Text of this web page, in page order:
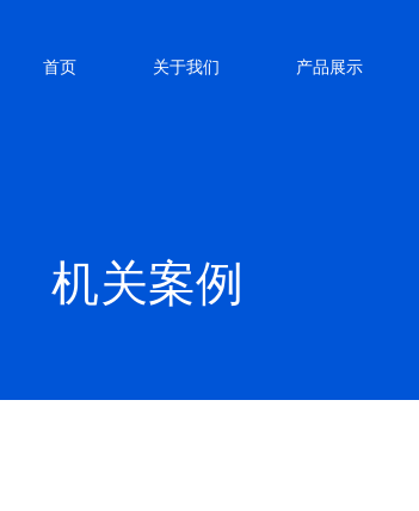
首页 关于我们 产品展示
机关案例